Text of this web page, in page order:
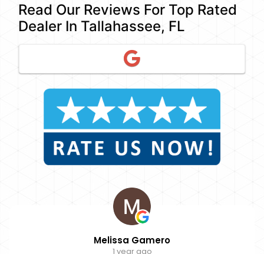
Read Our Reviews For Top Rated
Dealer In Tallahassee, FL
Melissa Gamero
1 year ago